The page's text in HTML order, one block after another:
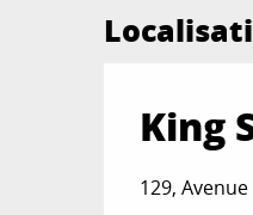
King
129,